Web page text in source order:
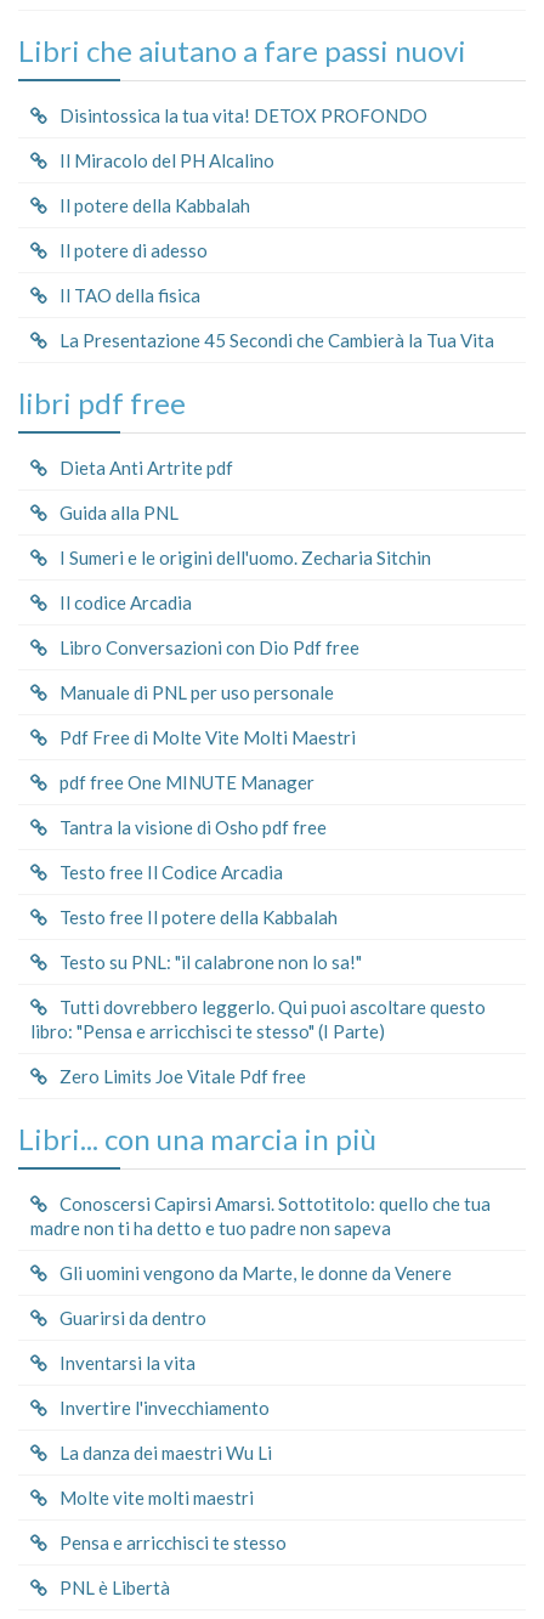
Libri che aiutano a fare passi nuovi
Disintossica la tua vita! DETOX PROFONDO
Il Miracolo del PH Alcalino
Il potere della Kabbalah
Il potere di adesso
Il TAO della fisica
La Presentazione 45 Secondi che Cambierà la Tua Vita
libri pdf free
Dieta Anti Artrite pdf
Guida alla PNL
I Sumeri e le origini dell'uomo. Zecharia Sitchin
Il codice Arcadia
Libro Conversazioni con Dio Pdf free
Manuale di PNL per uso personale
Pdf Free di Molte Vite Molti Maestri
pdf free One MINUTE Manager
Tantra la visione di Osho pdf free
Testo free Il Codice Arcadia
Testo free Il potere della Kabbalah
Testo su PNL: "il calabrone non lo sa!"
Tutti dovrebbero leggerlo. Qui puoi ascoltare questo
libro: "Pensa e arricchisci te stesso" (I Parte)
Zero Limits Joe Vitale Pdf free
Libri... con una marcia in più
Conoscersi Capirsi Amarsi. Sottotitolo: quello che tua
madre non ti ha detto e tuo padre non sapeva
Gli uomini vengono da Marte, le donne da Venere
Guarirsi da dentro
Inventarsi la vita
Invertire l'invecchiamento
La danza dei maestri Wu Li
Molte vite molti maestri
Pensa e arricchisci te stesso
PNL è Libertà